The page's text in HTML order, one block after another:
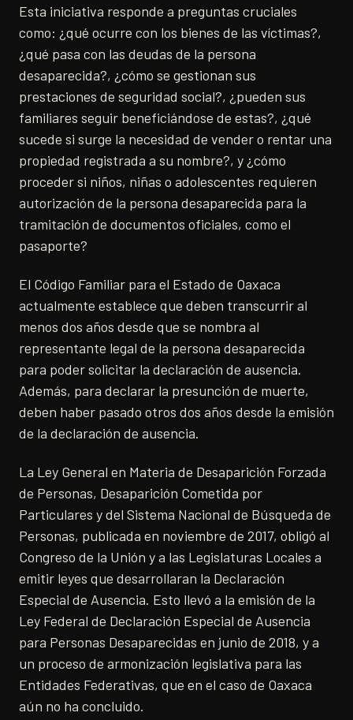
Esta iniciativa responde a preguntas cruciales
como: ¿qué ocurre con los bienes de las víctimas?,
¿qué pasa con las deudas de la persona
desaparecida?, ¿cómo se gestionan sus
prestaciones de seguridad social?, ¿pueden sus
familiares seguir beneficiándose de estas?, ¿qué
sucede si surge la necesidad de vender o rentar una
propiedad registrada a su nombre?, y ¿cómo
proceder si niños, niñas o adolescentes requieren
autorización de la persona desaparecida para la
tramitación de documentos oficiales, como el
pasaporte?
El Código Familiar para el Estado de Oaxaca
actualmente establece que deben transcurrir al
menos dos años desde que se nombra al
representante legal de la persona desaparecida
para poder solicitar la declaración de ausencia.
Además, para declarar la presunción de muerte,
deben haber pasado otros dos años desde la emisión
de la declaración de ausencia.
La Ley General en Materia de Desaparición Forzada
de Personas, Desaparición Cometida por
Particulares y del Sistema Nacional de Búsqueda de
Personas, publicada en noviembre de 2017, obligó al
Congreso de la Unión y a las Legislaturas Locales a
emitir leyes que desarrollaran la Declaración
Especial de Ausencia. Esto llevó a la emisión de la
Ley Federal de Declaración Especial de Ausencia
para Personas Desaparecidas en junio de 2018, y a
un proceso de armonización legislativa para las
Entidades Federativas, que en el caso de Oaxaca
aún no ha concluido.